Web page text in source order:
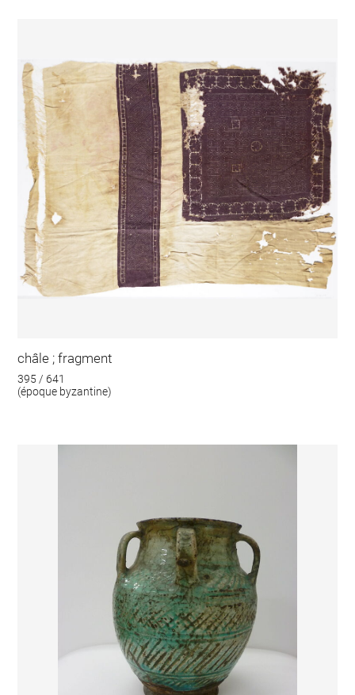
châle ; fragment
395 / 641
(époque byzantine)